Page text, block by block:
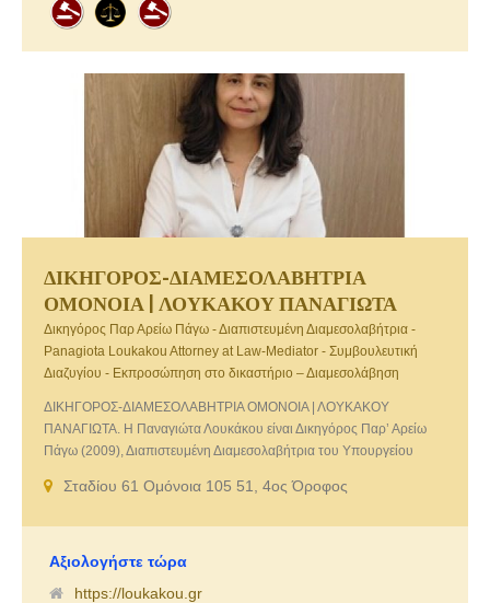
ΔΙΚΗΓΟΡΟΣ-ΔΙΑΜΕΣΟΛΑΒΗΤΡΙΑ
ΟΜΟΝΟΙΑ | ΛΟΥΚΑΚΟΥ ΠΑΝΑΓΙΩΤΑ
Δικηγόρος Παρ Αρείω Πάγω - Διαπιστευμένη Διαμεσολαβήτρια -
Panagiota Loukakou Attorney at Law-Mediator - Συμβουλευτική
Διαζυγίου - Εκπροσώπηση στο δικαστήριο – Διαμεσολάβηση
ΔΙΚΗΓΟΡΟΣ-ΔΙΑΜΕΣΟΛΑΒΗΤΡΙΑ ΟΜΟΝΟΙΑ | ΛΟΥΚΑΚΟΥ
ΠΑΝΑΓΙΩΤΑ. Η Παναγιώτα Λουκάκου είναι Δικηγόρος Παρ’ Αρείω
Πάγω (2009), Διαπιστευμένη Διαμεσολαβήτρια του Υπουργείου
φορέα κατάρτισης Centre of Effective Dispute Resolution, CEDR,
Διαμεσολάβησης dialogosdiamesolavisi.gr.
Σταδίου 61 Ομόνοια 105 51, 4ος Όροφος
Αξιολογήστε τώρα
https://loukakou.gr